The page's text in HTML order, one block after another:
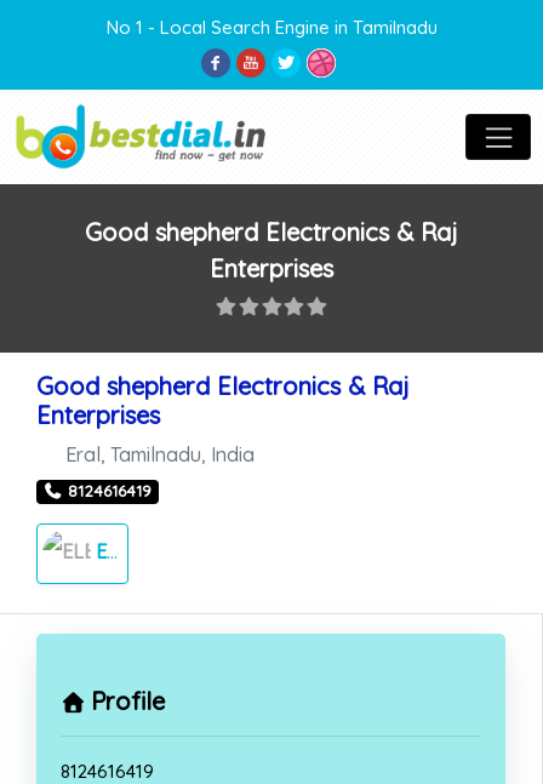
No 1 - Local Search Engine in Tamilnadu
Good shepherd Electronics & Raj
Enterprises
Good shepherd Electronics & Raj
Enterprises
Eral Tamilnadu India
8124616419
ELECTRONICS
Profile
8124616419